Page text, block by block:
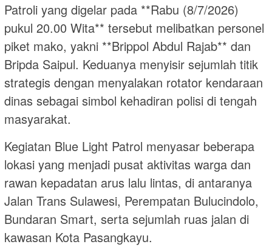
Patroli yang digelar pada **Rabu (8/7/2026)
pukul 20.00 Wita** tersebut melibatkan personel
piket mako, yakni **Brippol Abdul Rajab** dan
Bripda Saipul. Keduanya menyisir sejumlah titik
strategis dengan menyalakan rotator kendaraan
dinas sebagai simbol kehadiran polisi di tengah
masyarakat.
Kegiatan Blue Light Patrol menyasar beberapa
lokasi yang menjadi pusat aktivitas warga dan
rawan kepadatan arus lalu lintas, di antaranya
Jalan Trans Sulawesi, Perempatan Bulucindolo,
Bundaran Smart, serta sejumlah ruas jalan di
kawasan Kota Pasangkayu.